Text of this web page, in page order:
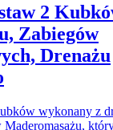
2
Zabiegów
Drenażu
wykonany z